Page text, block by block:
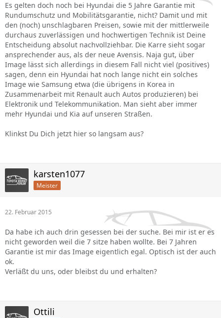
Es gelten doch noch bei Hyundai die 5 Jahre Garantie mit
Rundumschutz und Mobilitätsgarantie, nicht? Damit und mit
den (noch) unschlagbaren Preisen, sowie mit der mittlerweile
durchaus zuverlässigen und hochwertigen Technik ist Deine
Entscheidung absolut nachvollziehbar. Die Karre sieht sogar
ansprechender aus, als der neue Avensis. Naja gut, über
Image lässt sich allerdings in diesem Fall nicht viel (positives)
sagen, denn ein Hyundai hat noch lange nicht ein solches
Image wie Samsung etwa (die übrigens in Korea in
Zusammenarbeit mit Renault auch Autos produzieren) bei
Elektronik und Telekommunikation. Man sieht aber immer
mehr Hyundai und Kia auf unseren Straßen.
Klinkst Du Dich jetzt hier so langsam aus?
karsten1077
Meister
22. Februar 2015
Da habe ich auch drin gesessen bei der suche. Bei mir ist er es
nicht geworden weil die 7 sitze haben wollte. Bei 7 Jahren
Garantie ist mir das Image eigentlich egal. Optisch ist der auch
ok.
Verläßt du uns, oder bleibst du und erhalten?
Ottili